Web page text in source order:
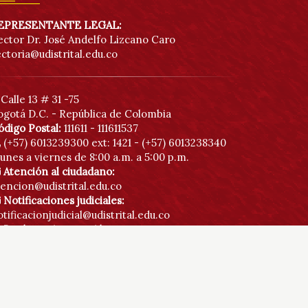
LEGAL:
Dr. José Andelfo Lizcano Caro
Calle 13 # 31 -75
D.C. - República de Colombia
Postal:
111611 - 111611537
(+57) 6013239300
ext: 1421 - (+57) 6013238340
a viernes de 8:00 a.m. a 5:00 p.m.
Atención al ciudadano: